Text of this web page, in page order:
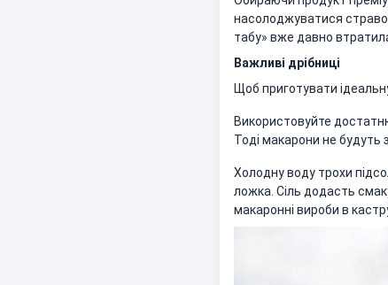
насолоджуватися
табу» вже давно
Важливі дрібниці
Щоб приготувати
Використовуйте
Тоді макарони не будуть
Холодну воду трохи
ложка. Сіль додасть
макаронні вироби в